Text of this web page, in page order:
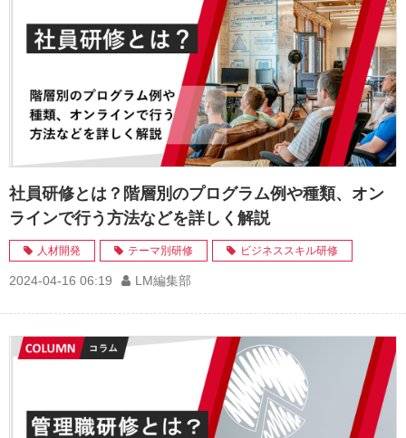
社員研修とは？階層別のプログラム例や種類、オン
ラインで行う方法などを詳しく解説
人材開発 テーマ別研修 ビジネススキル研修
2024-04-16 06:19 LM編集部